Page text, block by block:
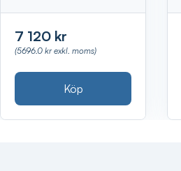
7 120 kr
(5696.0 kr exkl. moms)
Köp